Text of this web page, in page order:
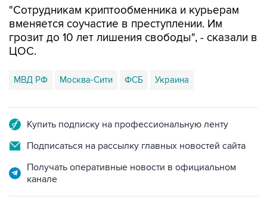
"Сотрудникам криптообменника и курьерам
вменяется соучастие в преступлении. Им
грозит до 10 лет лишения свободы", - сказали в
ЦОС.
МВД РФ Москва-Сити ФСБ Украина
Купить подписку на профессиональную ленту
Подписаться на рассылку главных новостей сайта
Получать оперативные новости в официальном
канале